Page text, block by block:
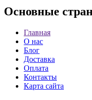
Основные
Главная
О нас
Блог
Доставка
Оплата
Контакты
Карта сайта